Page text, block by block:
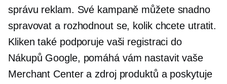
správu reklam. Své kampaně můžete snadno
spravovat a rozhodnout se, kolik chcete utratit.
Kliken také podporuje vaši registraci do
Nákupů Google, pomáhá vám nastavit vaše
Merchant Center a zdroj produktů a poskytuje